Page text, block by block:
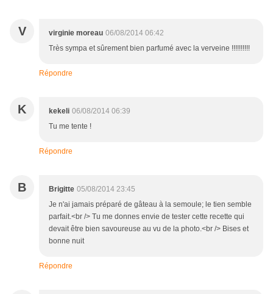
V virginie moreau 06/08/2014 06:42
Très sympa et sûrement bien parfumé avec la verveine !!!!!!!!!!
Répondre
K kekeli 06/08/2014 06:39
Tu me tente !
Répondre
B Brigitte 05/08/2014 23:45
Je n'ai jamais préparé de gâteau à la semoule; le tien semble
parfait.<br /> Tu me donnes envie de tester cette recette qui
devait être bien savoureuse au vu de la photo.<br /> Bises et
bonne nuit
Répondre